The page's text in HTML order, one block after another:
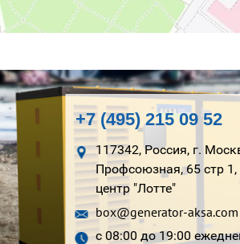
+7 (495) 215 09 52
117342, Россия, г.
Профсоюзная, 65 стр 1,
центр "Лотте"
box@generator-aksa.com
с 08:00 до 19:00